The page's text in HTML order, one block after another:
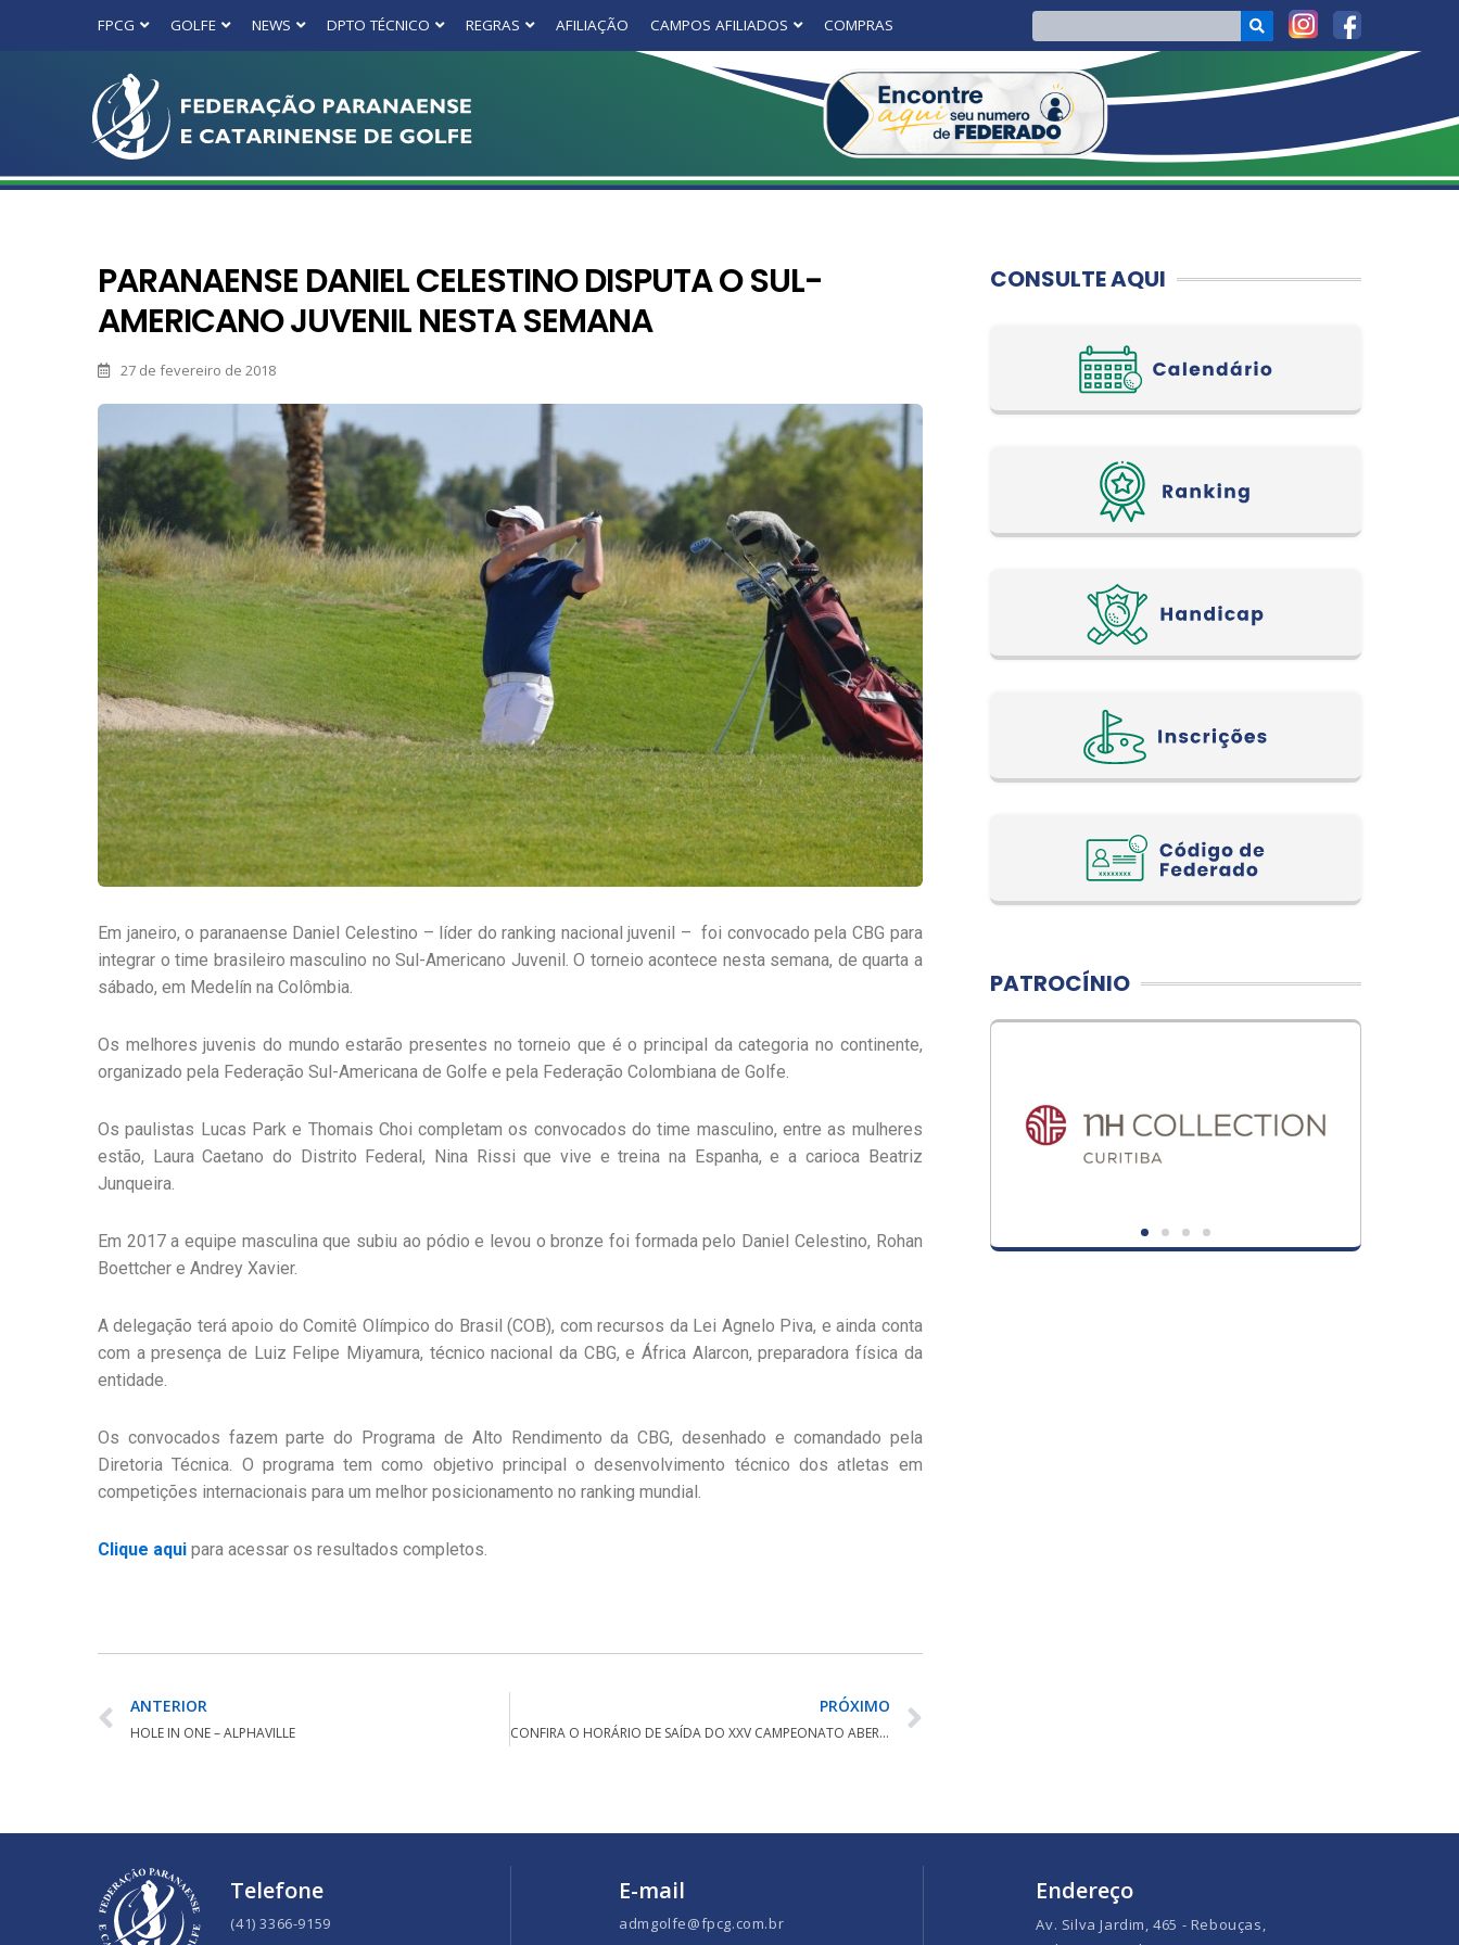
FPCG GOLFE NEWS DPTO TÉCNICO REGRAS AFILIAÇÃO CAMPOS AFILIADOS COMPRAS
PARANAENSE DANIEL CELESTINO DISPUTA O SUL-
AMERICANO JUVENIL NESTA SEMANA
27 de fevereiro de 2018
Em janeiro, o paranaense Daniel Celestino – líder do ranking nacional juvenil – foi convocado pela CBG para
integrar o time brasileiro masculino no Sul-Americano Juvenil. O torneio acontece nesta semana, de quarta a
sábado, em Medelín na Colômbia.
Os melhores juvenis do mundo estarão presentes no torneio que é o principal da categoria no continente,
organizado pela Federação Sul-Americana de Golfe e pela Federação Colombiana de Golfe.
Os paulistas Lucas Park e Thomais Choi completam os convocados do time masculino, entre as mulheres
estão, Laura Caetano do Distrito Federal, Nina Rissi que vive e treina na Espanha, e a carioca Beatriz
Junqueira.
Em 2017 a equipe masculina que subiu ao pódio e levou o bronze foi formada pelo Daniel Celestino, Rohan
Boettcher e Andrey Xavier.
A delegação terá apoio do Comitê Olímpico do Brasil (COB), com recursos da Lei Agnelo Piva, e ainda conta
com a presença de Luiz Felipe Miyamura, técnico nacional da CBG, e África Alarcon, preparadora física da
entidade.
Os convocados fazem parte do Programa de Alto Rendimento da CBG, desenhado e comandado pela
Diretoria Técnica. O programa tem como objetivo principal o desenvolvimento técnico dos atletas em
competições internacionais para um melhor posicionamento no ranking mundial.
Clique aqui para acessar os resultados completos.
ANTERIOR
HOLE IN ONE – ALPHAVILLE
PRÓXIMO
CONFIRA O HORÁRIO DE SAÍDA DO XXV CAMPEONATO ABERTO DO NORTE DO PARANÁ
CONSULTE AQUI
PATROCÍNIO
Telefone
(41) 3366-9159
E-mail
admgolfe@fpcg.com.br
Endereço
Av. Silva Jardim, 465 - Rebouças,